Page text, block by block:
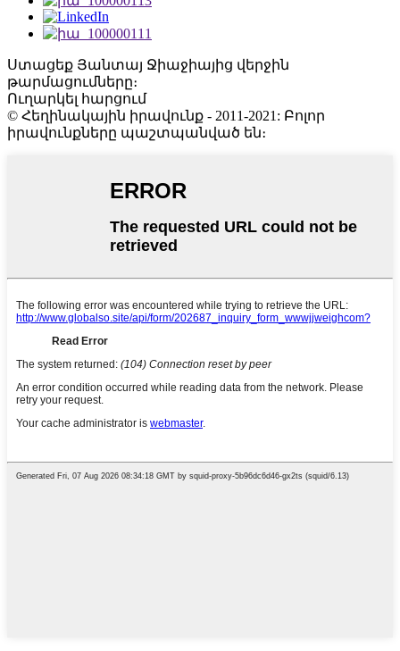
Ստացեք Յանտայ Ջիաջիայից վերջին
թարմացումները։
Ուղարկել հարցում
© Հեղինակային իրավունք - 2011-2021: Բոլոր
իրավունքները պաշտպանված են։